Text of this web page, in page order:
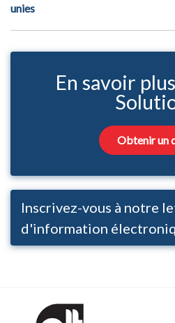
unies
En savoir
Obtenir un
Inscrivez-vous à notre
d'information